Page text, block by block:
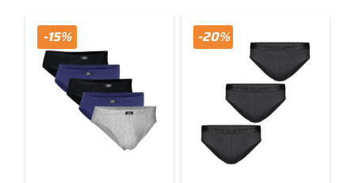
-15% -20%